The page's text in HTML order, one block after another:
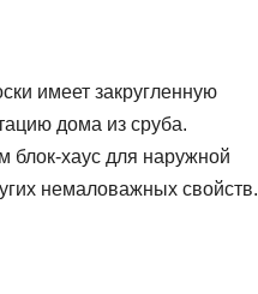
имеет закругленную
дома из сруба.
блок-хаус для наружной
немаловажных свойств.